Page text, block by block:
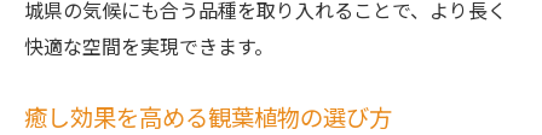
城県の気候にも合う品種を取り入れることで、より長く
快適な空間を実現できます。
癒し効果を高める観葉植物の選び方